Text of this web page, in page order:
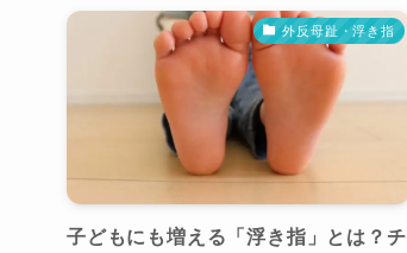
外反母趾・浮き指
子どもにも増える「浮き指」とは？チ